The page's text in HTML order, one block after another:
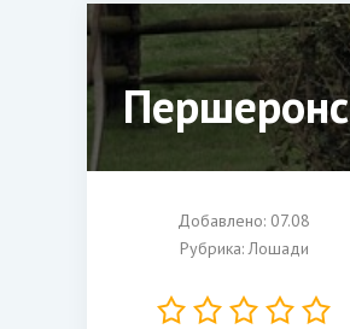
Добавлено: 07.08
Рубрика:Лошади